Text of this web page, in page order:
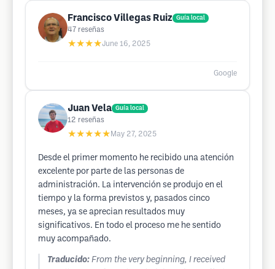
Francisco Villegas Ruiz Guía local
47 reseñas
★★★★June 16, 2025
Google
Juan Vela Guía local
12 reseñas
★★★★★ May 27, 2025
Desde el primer momento he recibido una atención
excelente por parte de las personas de
administración. La intervención se produjo en el
tiempo y la forma previstos y, pasados cinco
meses, ya se aprecian resultados muy
significativos. En todo el proceso me he sentido
muy acompañado.
Traducido: From the very beginning, I received